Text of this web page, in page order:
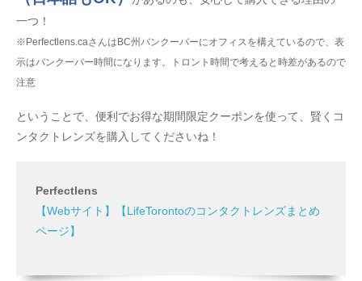
一つ！
※Perfectlens.caさんはBC州バンクーバーにオフィスを構えているので、表
示はバンクーバー時間になります。トロント時間で考えると時差があるので
注意
ということで、便利でお得な期間限定クーポンを使って、賢くコ
ンタクトレンズを購入してくださいね！
Perfectlens
【Webサイト】
【LifeTorontoのコンタクトレンズまとめ
ページ】